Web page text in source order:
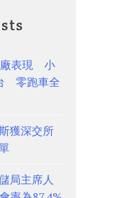
廠表現 小
零跑車全
獲深交所
局主席人